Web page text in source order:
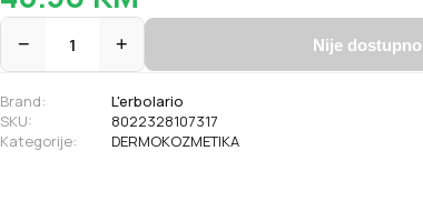
− 1 + Nije dostupno
Brand:
L'erbolario
SKU:
8022328107317
Kategorije:
DERMOKOZMETIKA